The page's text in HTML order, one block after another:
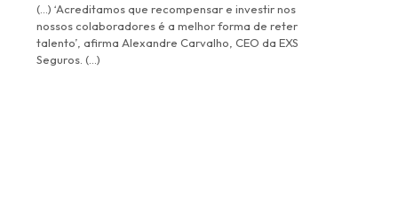
(…) ‘Acreditamos que recompensar e investir nos
nossos colaboradores é a melhor forma de reter
talento’, afirma Alexandre Carvalho, CEO da EXS
Seguros. (…)